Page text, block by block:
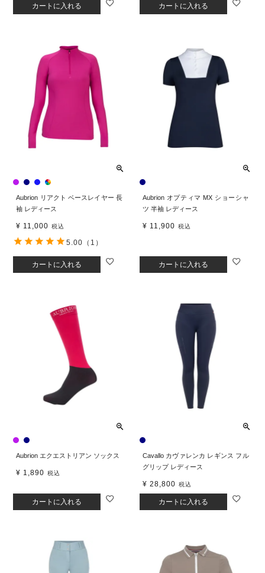
カートに入れる カートに入れる
Aubrion リアクト ベースレイヤー 長
袖 レディース
¥ 11,000 税込
カートに入れる
5.00 （1）
Aubrion オプティマ MX ショーシャ
ツ 半袖 レディース
¥ 11,900 税込
カートに入れる
Aubrion エクエストリアン ソックス
¥ 1,890 税込
カートに入れる
Cavallo カヴァレンカ レギンス フル
グリップ レディース
¥ 28,800 税込
カートに入れる